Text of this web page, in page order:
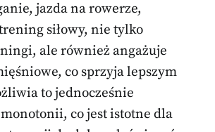
jazda na rowerze,
siłowy, nie tylko
ale również angażuje
co sprzyja lepszym
to jednocześnie
co jest istotne dla